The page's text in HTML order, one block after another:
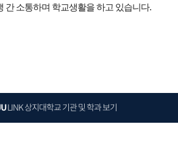
간 소통하며 학교생활을 하고 있습니다.
LINK상지대학교 기관 및 학과 보기